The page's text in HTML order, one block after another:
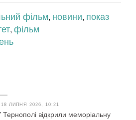
фільм, новини, показ
, фільм
18 ЛИПНЯ 2026, 10:21
Тернополі відкрили меморіальну